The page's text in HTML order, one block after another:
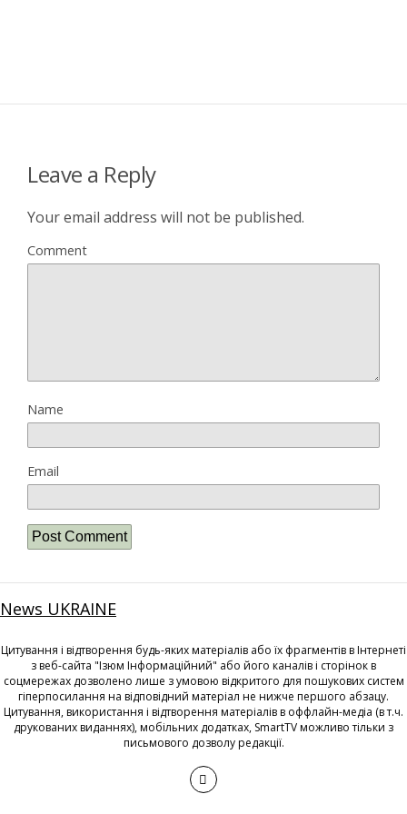
Leave a Reply
Your email address will not be published.
Comment
Name
Email
News UKRAINE
Цитування і відтворення будь-яких матеріалів або їх фрагментів в Інтернеті
з веб-сайта "Ізюм Інформаційний" або його каналів і сторінок в
соцмережах дозволено лише з умовою відкритого для пошукових систем
гіперпосилання на відповідний матеріал не нижче першого абзацу.
Цитування, використання і відтворення матеріалів в оффлайн-медіа (в т.ч.
друкованих виданнях), мобільних додатках, SmartTV можливо тільки з
письмового дозволу редакції.